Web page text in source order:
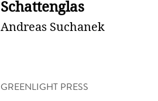
Schattenglas
Andreas Suchanek
GREENLIGHT PRESS